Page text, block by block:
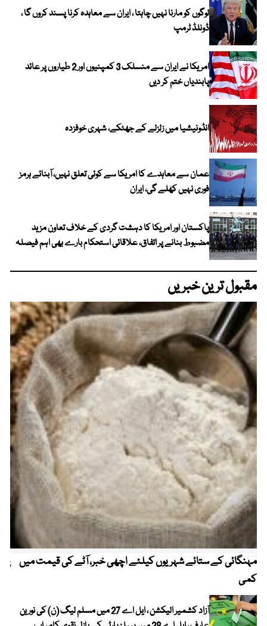
لوگوں کو مارنا نہیں چاہتا ، ایران سے معاہدہ کرنا پسند کروں گا ،
ڈونلڈ ٹرمپ
امریکا نے ایران سے منسلک 3 کمپنیوں اور 2 طیاروں پر عائد
پابندیاں ختم کر دیں
انڈونیشیا میں زلزلے کے جھٹکے، شہری خوفزدہ
عمان سے معاہدے کا امریکا سے کوئی تعلق نہیں، آبنائے ہرمز
فوری نہیں کھلے گی، ایران
پاکستان اور امریکا کا دہشت گردی کے خلاف تعاون مزید
مضبوط بنانے پر اتفاق، علاقائی استحکام بارے بھی اہم فیصلہ
مقبول ترین خبریں
مہنگائی کے ستائے شہریوں کیلئے اچھی خبر، آٹے کی قیمت میں
کمی
آزاد کشمیر الیکشن ، ایل اے 27 میں مسلم لیگ (ن) کی نورین